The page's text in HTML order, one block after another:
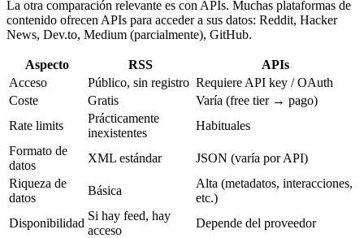
La otra comparación relevante es con APIs. Muchas plataformas de
contenido ofrecen APIs para acceder a sus datos: Reddit, Hacker
News, Dev.to, Medium (parcialmente), GitHub.
Aspecto RSS
APIs
Acceso
Público, sin registro Requiere API key / OAuth
Coste
Gratis
Varía (free tier → pago)
Rate limits
Prácticamente
inexistentes
Habituales
Formato de
datos
XML estándar
JSON (varía por API)
Riqueza de
datos
Básica
Alta (metadatos, interacciones,
etc.)
Disponibilidad
Si hay feed, hay
acceso
Depende del proveedor